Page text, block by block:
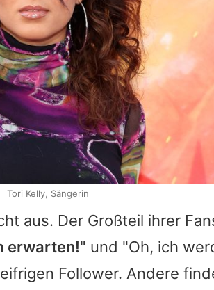
aus. Der Großteil ihrer
erwarten!" und "Oh, ich
Follower. Andere
Tori Kelly, Sängerin